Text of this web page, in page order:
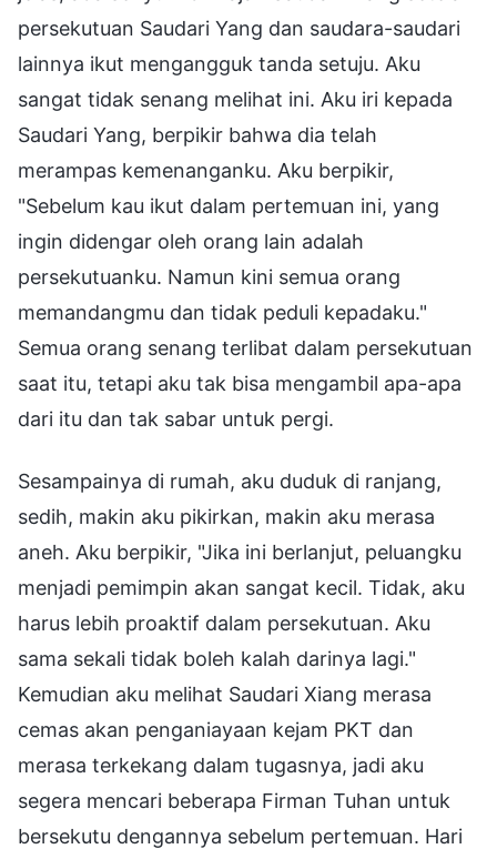
persekutuan Saudari Yang dan saudara-saudari
lainnya ikut mengangguk tanda setuju. Aku
sangat tidak senang melihat ini. Aku iri kepada
Saudari Yang, berpikir bahwa dia telah
merampas kemenanganku. Aku berpikir,
"Sebelum kau ikut dalam pertemuan ini, yang
ingin didengar oleh orang lain adalah
persekutuanku. Namun kini semua orang
memandangmu dan tidak peduli kepadaku."
Semua orang senang terlibat dalam persekutuan
saat itu, tetapi aku tak bisa mengambil apa-apa
dari itu dan tak sabar untuk pergi.
Sesampainya di rumah, aku duduk di ranjang,
sedih, makin aku pikirkan, makin aku merasa
aneh. Aku berpikir, "Jika ini berlanjut, peluangku
menjadi pemimpin akan sangat kecil. Tidak, aku
harus lebih proaktif dalam persekutuan. Aku
sama sekali tidak boleh kalah darinya lagi."
Kemudian aku melihat Saudari Xiang merasa
cemas akan penganiayaan kejam PKT dan
merasa terkekang dalam tugasnya, jadi aku
segera mencari beberapa Firman Tuhan untuk
bersekutu dengannya sebelum pertemuan. Hari